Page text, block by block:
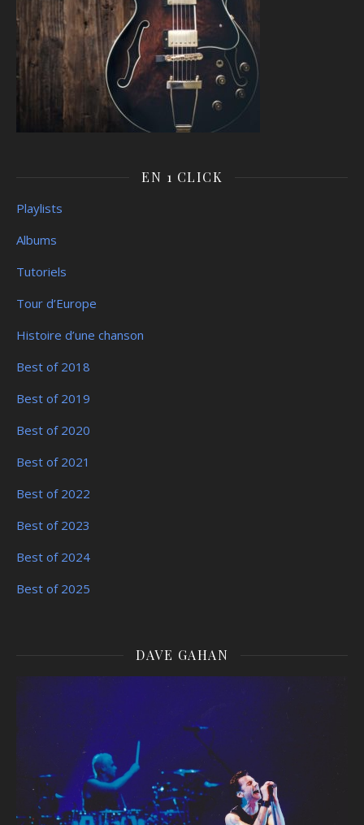
EN 1 CLICK
Playlists
Albums
Tutoriels
Tour d’Europe
Histoire d’une chanson
Best of 2018
Best of 2019
Best of 2020
Best of 2021
Best of 2022
Best of 2023
Best of 2024
Best of 2025
DAVE GAHAN